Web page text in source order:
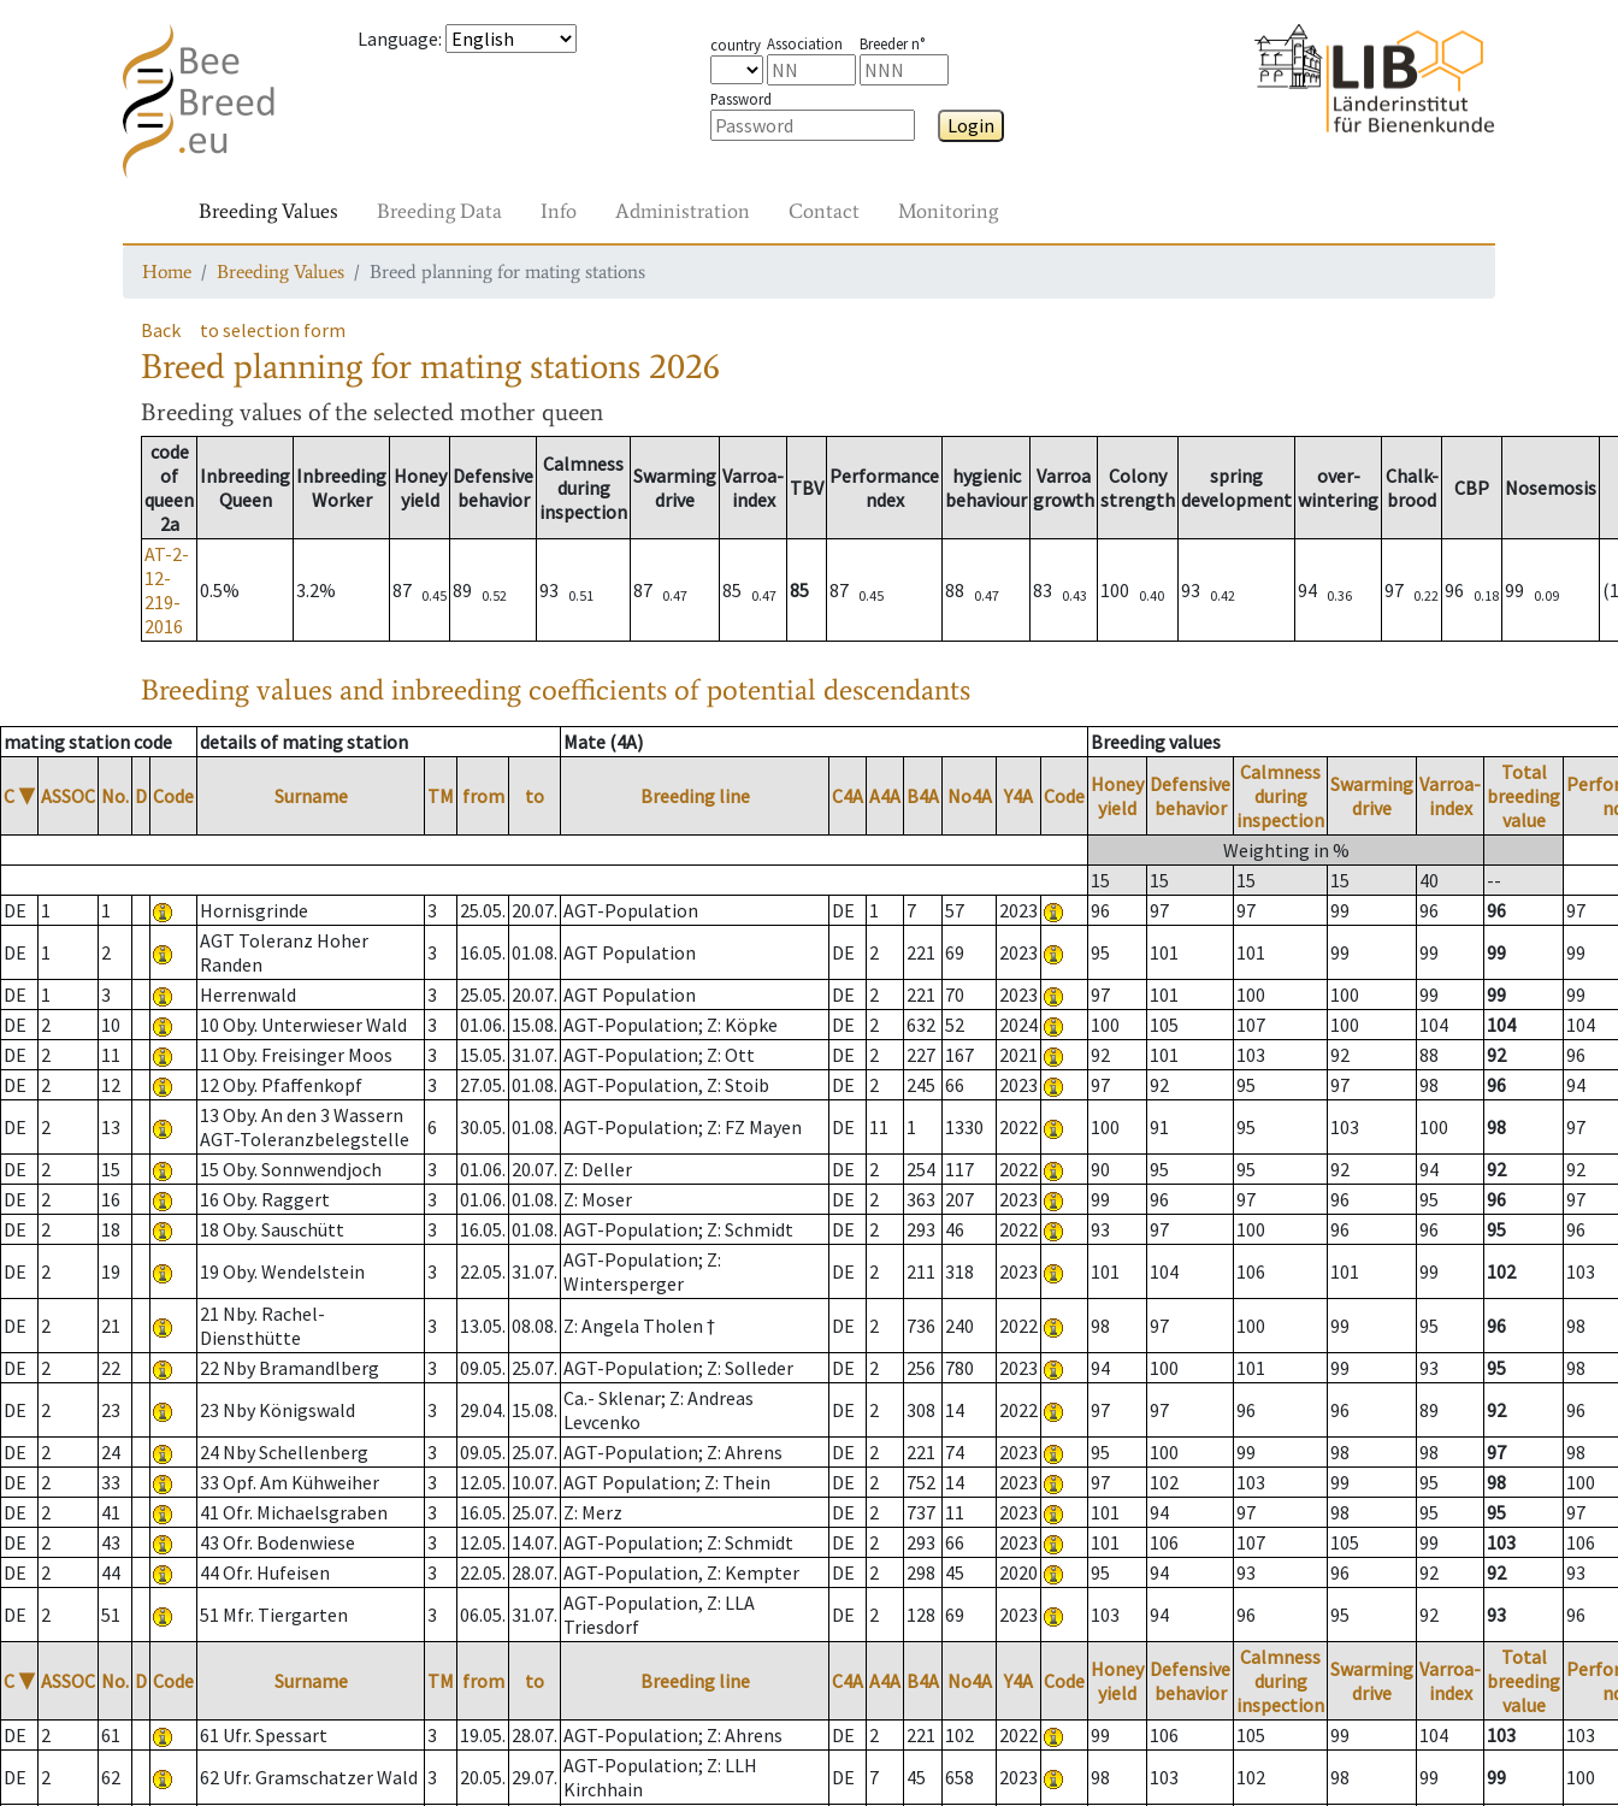
Language: country Association Breeder n°
Password
Login
Breeding Values Breeding Data Info Administration Contact Monitoring
Home Breeding Values Breed planning for mating stations
Back to selection form
Breed planning for mating stations 2026
Breeding values of the selected mother queen
code
of
queen
2a
Inbreeding
Queen
Inbreeding
Worker
Honey
yield
Defensive
behavior
Calmness
during
inspection
Swarming
drive
Varroa-
index
TBV Performance
ndex
hygienic
behaviour
Varroa
growth
Colony
strength
spring
development
over-
wintering
Chalk-
brood
CBP Nosemosis
AT-2-
12-
219-
2016
0.5% 3.2% 87 0.45 89 0.52 93 0.51 87 0.47 85 0.47 85 87 0.45 88 0.47 83 0.43 100 0.40 93 0.42 94 0.36 97 0.22 96 0.18 99 0.09
Breeding values and inbreeding coefficients of potential descendants
mating station code details of mating station Mate (4A) Breeding values
C ▼ ASSOC No. D Code Surname TM from to Breeding line C4A A4A B4A No4A Y4A Code Honey
yield
Defensive
behavior
Calmness
during
inspection
Swarming
drive
Varroa-
index
Total
breeding
value
Weighting in %
15
15 15 15 40
--
DE
1 1 Hornisgrinde 3 25.05. 20.07. AGT-Population DE 1 7 57 2023 96 97 97 99 96 96
97
DE
1 2
AGT Toleranz Hoher
Randen
3 16.05. 01.08. AGT Population DE 2 221 69 2023 95 101 101 99 99 99
99
DE
1 3 Herrenwald 3 25.05. 20.07. AGT Population DE 2 221 70 2023 97 101 100 100 99 99
99
DE
2 10 10 Oby. Unterwieser Wald 3 01.06. 15.08. AGT-Population; Z: Köpke DE 2 632 52 2024 100 105 107 100 104 104
104
DE
2 11 11 Oby. Freisinger Moos 3 15.05. 31.07. AGT-Population; Z: Ott DE 2 227 167 2021 92 101 103 92 88 92
96
DE
2 12 12 Oby. Pfaffenkopf 3 27.05. 01.08. AGT-Population, Z: Stoib DE 2 245 66 2023 97 92 95 97 98 96
94
DE
2 13
13 Oby. An den 3 Wassern
AGT-Toleranzbelegstelle
6 30.05. 01.08. AGT-Population; Z: FZ Mayen DE 11 1 1330 2022 100 91 95 103 100 98
97
DE
2 15 15 Oby. Sonnwendjoch 3 01.06. 20.07. Z: Deller DE 2 254 117 2022 90 95 95 92 94 92
92
DE
2 16 16 Oby. Raggert 3 01.06. 01.08. Z: Moser DE 2 363 207 2023 99 96 97 96 95 96
97
DE
2 18 18 Oby. Sauschütt 3 16.05. 01.08. AGT-Population; Z: Schmidt DE 2 293 46 2022 93 97 100 96 96 95
96
DE
2 19 19 Oby. Wendelstein 3 22.05. 31.07. AGT-Population; Z:
Wintersperger
DE 2 211 318 2023 101 104 106 101 99 102 103
DE 2 21
21 Nby. Rachel-
Diensthütte
3 13.05. 08.08. Z: Angela Tholen † DE 2 736 240 2022 98 97 100 99 95 96
98
DE
2 22 22 Nby Bramandlberg 3 09.05. 25.07. AGT-Population; Z: Solleder DE 2 256 780 2023 94 100 101 99 93 95
98
DE
2 23 23 Nby Königswald 3 29.04. 15.08. Ca.- Sklenar; Z: Andreas
Levcenko
DE 2 308 14 2022 97 97 96 96 89 92
96
DE
2 24 24 Nby Schellenberg 3 09.05. 25.07. AGT-Population; Z: Ahrens DE 2 221 74 2023 95 100 99 98 98 97
98
DE
2 33 33 Opf. Am Kühweiher 3 12.05. 10.07. AGT Population; Z: Thein DE 2 752 14 2023 97 102 103 99 95 98
100
DE
2 41 41 Ofr. Michaelsgraben 3 16.05. 25.07. Z: Merz DE 2 737 11 2023 101 94 97 98 95 95
97
DE
2 43 43 Ofr. Bodenwiese 3 12.05. 14.07. AGT-Population; Z: Schmidt DE 2 293 66 2023 101 106 107 105 99 103
106
DE
2 44 44 Ofr. Hufeisen 3 22.05. 28.07. AGT-Population, Z: Kempter DE 2 298 45 2020 95 94 93 96 92 92
93
DE
2 51 51 Mfr. Tiergarten 3 06.05. 31.07. AGT-Population, Z: LLA
Triesdorf
DE 2 128 69 2023 103 94 96 95 92 93 96
C ▼ ASSOC No. D Code Surname TM from to Breeding line C4A A4A B4A No4A Y4A Code Honey
yield
Defensive
behavior
Calmness
during
inspection
Swarming
drive
Varroa-
index
Total
breeding
value
DE
2 61 61 Ufr. Spessart 3 19.05. 28.07. AGT-Population; Z: Ahrens DE 2 221 102 2022 99 106 105 99 104 103
103
DE
2 62 62 Ufr. Gramschatzer Wald 3 20.05. 29.07. AGT-Population; Z: LLH
Kirchhain
DE 7 45 658 2023 98 103 102 98 99 99 100